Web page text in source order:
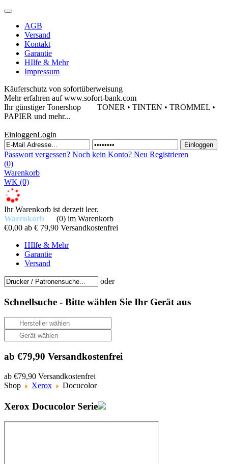
AGB
Versand
Kontakt
Garantie
HIlfe & Mehr
Impressum
Käuferschutz von sofortüberweisung
Mehr erfahren auf www.sofort-bank.com
Ihr günstiger Tonershop TONER • TINTEN • TROMMEL •
PAPIER und mehr...
EinloggenLogin
Passwort vergessen? Noch kein Konto? Neu Registrieren
(0)
Warenkorb
WK (0)
Ihr Warenkorb ist derzeit leer.
Warenkorb
(0) im Warenkorb
€0,00 ab € 79,90 Versandkostenfrei
HIlfe & Mehr
Garantie
Versand
oder
Schnellsuche - Bitte wählen Sie Ihr Gerät aus
ab €79,90 Versandkostenfrei
ab €79,90 Versandkostenfrei
Shop
Xerox Docucolor
Xerox Docucolor Serie